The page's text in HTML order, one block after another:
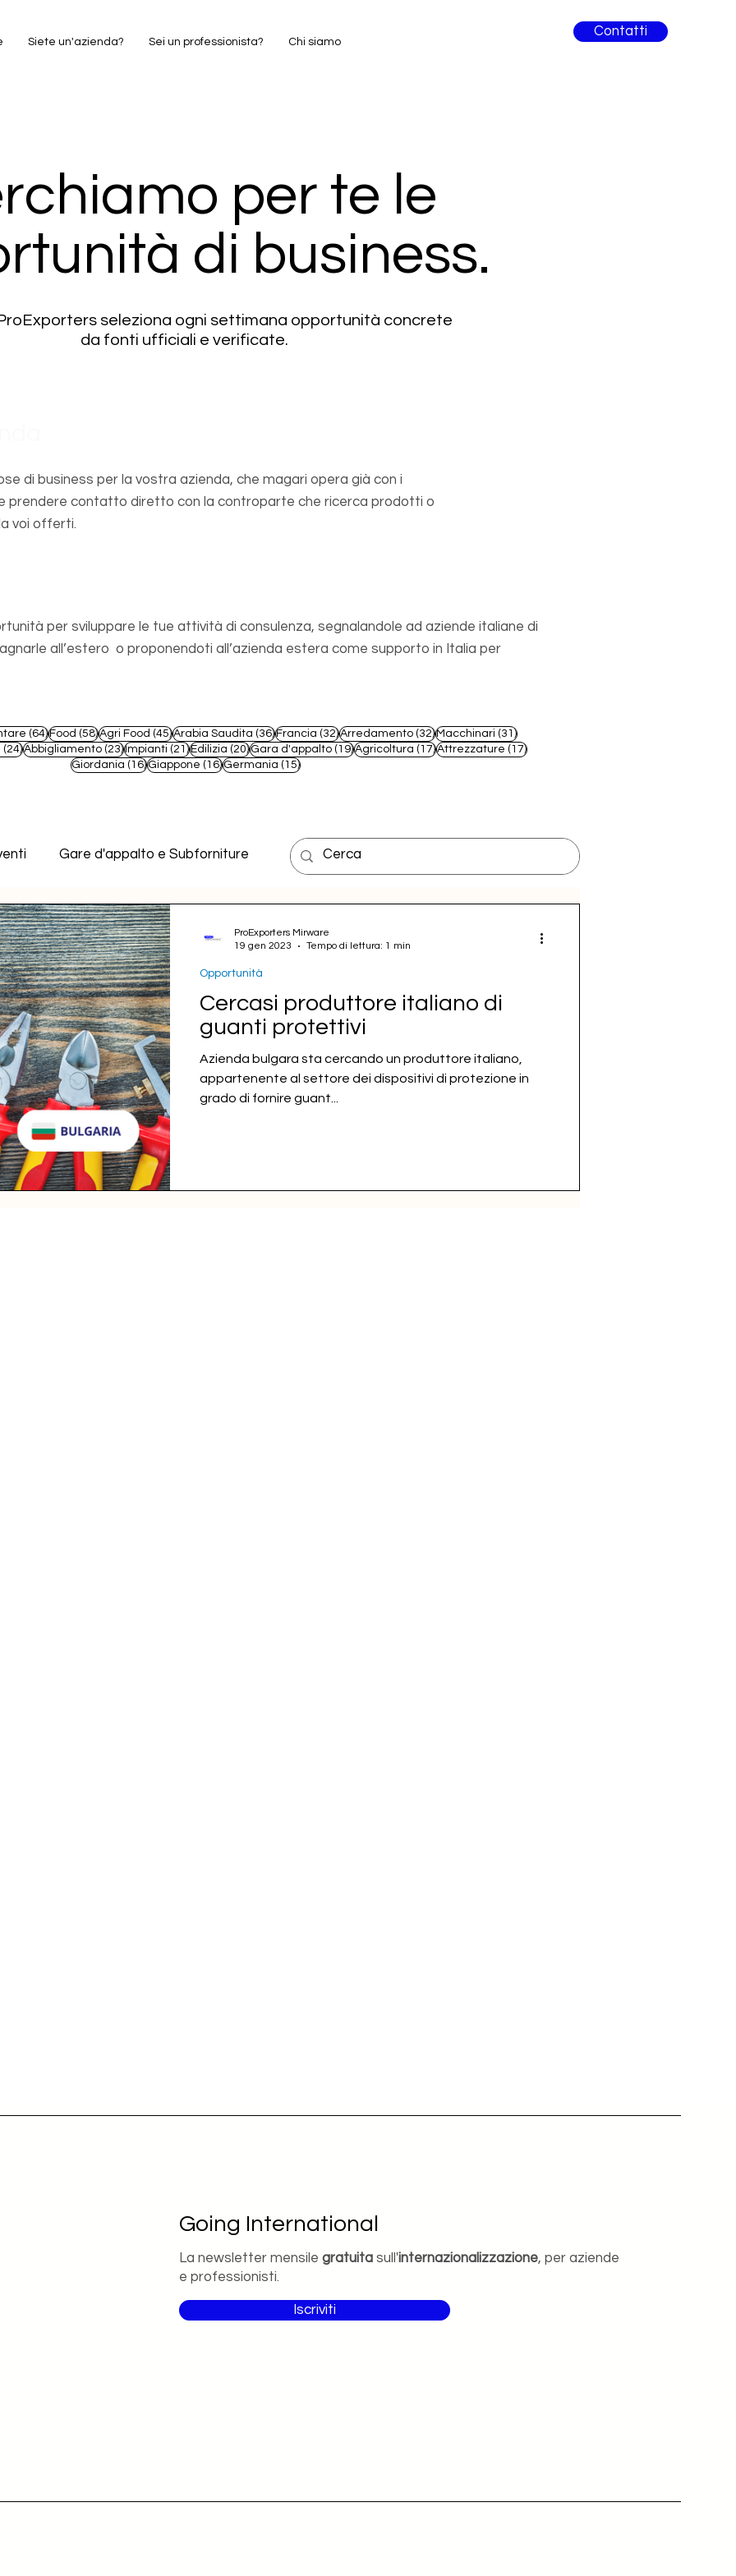
Siete un'azienda? Sei un professionista? Chi siamo
Contatti
per te le
di business.
seleziona ogni settimana opportunità concrete
da fonti ufficiali e verificate.
di business per la vostra azienda, che magari opera già con i
prendere contatto diretto con la controparte che ricerca prodotti o
voi offerti.
per sviluppare le tue attività di consulenza, segnalandole ad aziende italiane di
all’estero o proponendoti all’azienda estera come supporto in Italia per
(64)64 post
Food (58)58 post
Agri Food (45)45 post
Arabia Saudita (36)36 post
Francia (32)32 post
Arredamento (32)32 post
Macchinari (31)31 post
(24)24 post
Abbigliamento (23)23 post
Impianti (21)21 post
Edilizia (20)20 post
Gara d'appalto (19)19 post
Agricoltura (17)17 post
Attrezzature (17)17 post
Giordania (16)16 post
Giappone (16)16 post
Germania (15)15 post
Gare d'appalto e Subforniture
Cercasi produttore italiano di
guanti protettivi
Azienda bulgara sta cercando un produttore italiano,
appartenente al settore dei dispositivi di protezione in
grado di fornire guant...
Opportunità
ProExporters Mirware
19 gen 2023
Tempo di lettura: 1 min
Going International
La newsletter mensile gratuitasull'internazionalizzazione, per aziende
e professionisti.
Iscriviti